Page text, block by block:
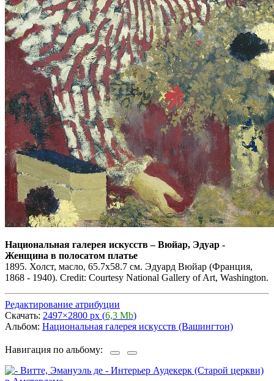
Национальная галерея искусств–Вюйар, Эдуар -
Женщина в полосатом платье
1895. Холст, масло, 65.7x58.7 см. Эдуард Вюйар (Франция,
1868 - 1940). Credit: Courtesy National Gallery of Art, Washington.
Редактирование атрибуции
Скачать: 2497×2800 px (6,3 Mb)
Альбом: Национальная галерея искусств (Вашингтон)
Навигация по альбому: